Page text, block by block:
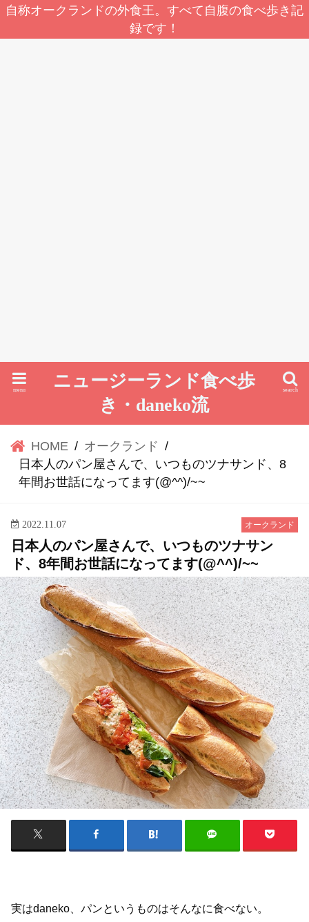
自称オークランドの外食王。すべて自腹の食べ歩き記
録です！
ニュージーランド食べ歩
き・daneko流
search
menu
HOME
オークランド
日本人のパン屋さんで、いつものツナサンド、8
年間お世話になってます(@^^)/~~
オークランド
2022.11.07
日本人のパン屋さんで、いつものツナサン
ド、8年間お世話になってます(@^^)/~~
実はdaneko、パンというものはそんなに食べない。